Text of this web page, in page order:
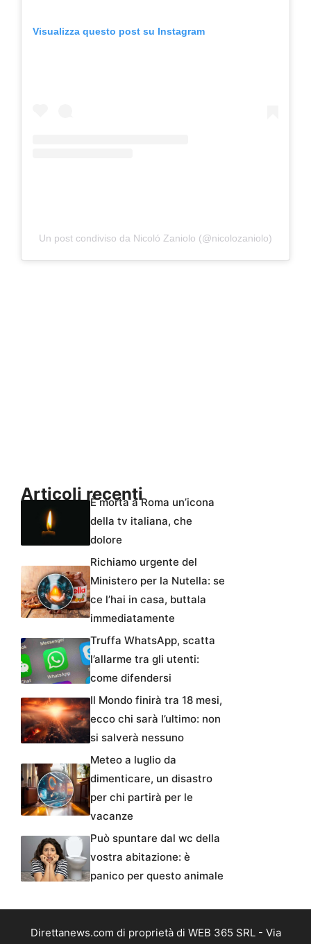
Visualizza questo post su Instagram
Un post condiviso da Nicoló Zaniolo (@nicolozaniolo)
Articoli recentiÈ morta a Roma un’icona
della tv italiana, che
dolore
Richiamo urgente del
Ministero per la Nutella: se
ce l’hai in casa, buttala
immediatamente
Truffa WhatsApp, scatta
l’allarme tra gli utenti:
come difendersi
Il Mondo finirà tra 18 mesi,
ecco chi sarà l’ultimo: non
si salverà nessuno
Meteo a luglio da
dimenticare, un disastro
per chi partirà per le
vacanze
Può spuntare dal wc della
vostra abitazione: è
panico per questo animale
Direttanews.com di proprietà di WEB 365 SRL - Via